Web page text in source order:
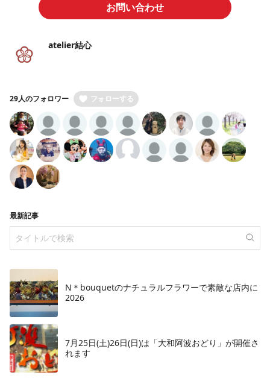
お問い合わせ
atelier結心
29人のフォロワー フォローする
最新記事
N＊bouquetのナチュラルフラワーで素敵な店内に
2026
7月25日(土)26日(日)は「大和阿波おどり」が開催さ
れます